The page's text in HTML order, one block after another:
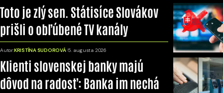
Toto je zlý sen. Státisíce Slovákov
prišli o obľúbené TV kanály
Autor:KRISTÍNA SUDOROVÁ 5. augusta 2026
Klienti slovenskej banky majú
dôvod na radosť: Banka im nechá